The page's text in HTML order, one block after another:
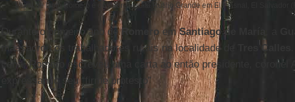
Mural de Dom Romero e do padre jesuíta Rutilio Grande em El Paisnal, El Salvador
Durante o primeiro ano deRomeroemSantiago de María
massacrou os trabalhadores rurais na localidade de
Tres Calles
cena, Romero escreveu uma carta ao então presidente, coronel
expressando seu “firme protesto”